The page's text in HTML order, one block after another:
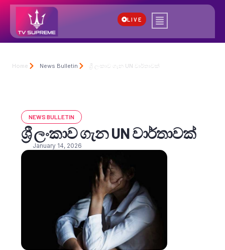
LIVE
Home News Bulletin ශ්‍රී ලංකාව ගැන UN වාර්තාවක්
NEWS BULLETIN
ශ්‍රී ලංකාව ගැන UN වාර්තාවක්
January 14, 2026